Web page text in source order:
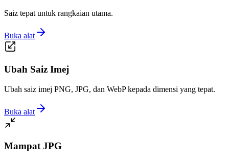
Saiz tepat untuk rangkaian utama.
Buka alat
Ubah Saiz Imej
Ubah saiz imej PNG, JPG, dan WebP kepada dimensi yang tepat.
Buka alat
Mampat JPG